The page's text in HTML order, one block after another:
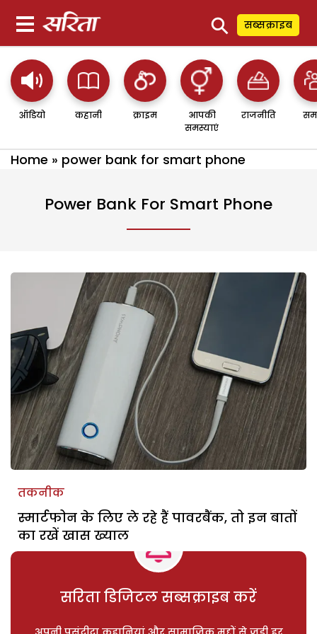
⚲ सब्सक्राइब
ऑडियो कहानी क्राइम
आपकी
समस्याएं
राजनीति
Home » power bank for smart phone
Power Bank For Smart Phone
तकनीक
स्मार्टफोन के लिए ले रहे हैं पावरबैंक, तो इन बातों
का रखें खास ख्याल
सरिता डिजिटल सब्सक्राइब करें